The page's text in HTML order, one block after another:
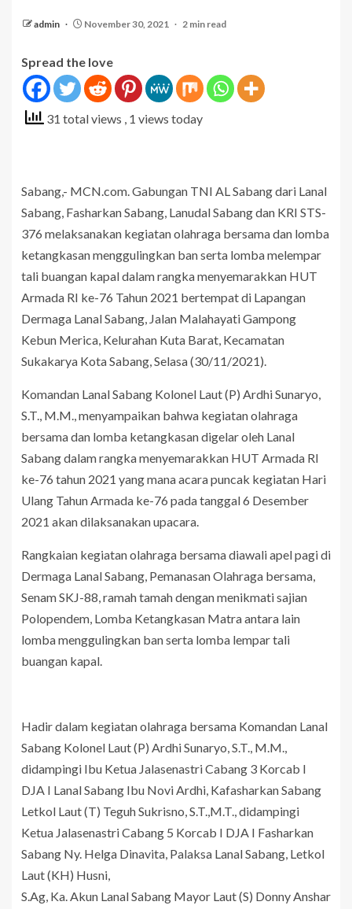
admin November 30, 2021 2 min read
Spread the love
31 total views , 1 views today
Sabang,- MCN.com. Gabungan TNI AL Sabang dari Lanal
Sabang, Fasharkan Sabang, Lanudal Sabang dan KRI STS-
376 melaksanakan kegiatan olahraga bersama dan lomba
ketangkasan menggulingkan ban serta lomba melempar
tali buangan kapal dalam rangka menyemarakkan HUT
Armada RI ke-76 Tahun 2021 bertempat di Lapangan
Dermaga Lanal Sabang, Jalan Malahayati Gampong
Kebun Merica, Kelurahan Kuta Barat, Kecamatan
Sukakarya Kota Sabang, Selasa (30/11/2021).
Komandan Lanal Sabang Kolonel Laut (P) Ardhi Sunaryo,
S.T., M.M., menyampaikan bahwa kegiatan olahraga
bersama dan lomba ketangkasan digelar oleh Lanal
Sabang dalam rangka menyemarakkan HUT Armada RI
ke-76 tahun 2021 yang mana acara puncak kegiatan Hari
Ulang Tahun Armada ke-76 pada tanggal 6 Desember
2021 akan dilaksanakan upacara.
Rangkaian kegiatan olahraga bersama diawali apel pagi di
Dermaga Lanal Sabang, Pemanasan Olahraga bersama,
Senam SKJ-88, ramah tamah dengan menikmati sajian
Polopendem, Lomba Ketangkasan Matra antara lain
lomba menggulingkan ban serta lomba lempar tali
buangan kapal.
Hadir dalam kegiatan olahraga bersama Komandan Lanal
Sabang Kolonel Laut (P) Ardhi Sunaryo, S.T., M.M.,
didampingi Ibu Ketua Jalasenastri Cabang 3 Korcab I
DJA I Lanal Sabang Ibu Novi Ardhi, Kafasharkan Sabang
Letkol Laut (T) Teguh Sukrisno, S.T.,M.T., didampingi
Ketua Jalasenastri Cabang 5 Korcab I DJA I Fasharkan
Sabang Ny. Helga Dinavita, Palaksa Lanal Sabang, Letkol
Laut (KH) Husni,
S.Ag, Ka. Akun Lanal Sabang Mayor Laut (S) Donny Anshar